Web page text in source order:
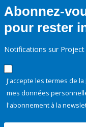
Abonnez-
pour rester
Notifications sur Project
J'accepte les termes de la
mes données
l'abonnement à la